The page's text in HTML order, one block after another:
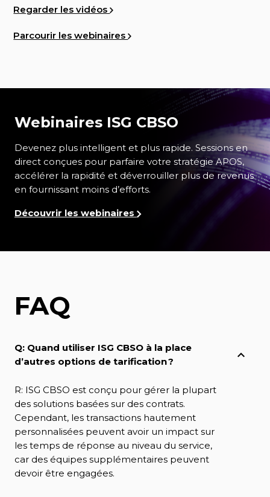
Regarder les vidéos
Parcourir les webinaires
Webinaires ISG CBSO
Devenez plus intelligent et plus rapide. Sessions en
direct conçues pour parfaire votre stratégie APOS,
accélérer la rapidité et déverrouiller plus de revenus
en fournissant moins d’efforts.
Découvrir les webinaires
FAQ
Q: Quand utiliser ISG CBSO à la place
d’autres options de tarification ?
R: ISG CBSO est conçu pour gérer la plupart
des solutions basées sur des contrats.
Cependant, les transactions hautement
personnalisées peuvent avoir un impact sur
les temps de réponse au niveau du service,
car des équipes supplémentaires peuvent
devoir être engagées.